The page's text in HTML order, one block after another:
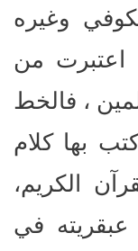
وغيره
اعتبرت من
، فالخط
بها كلام
الكريم،
في